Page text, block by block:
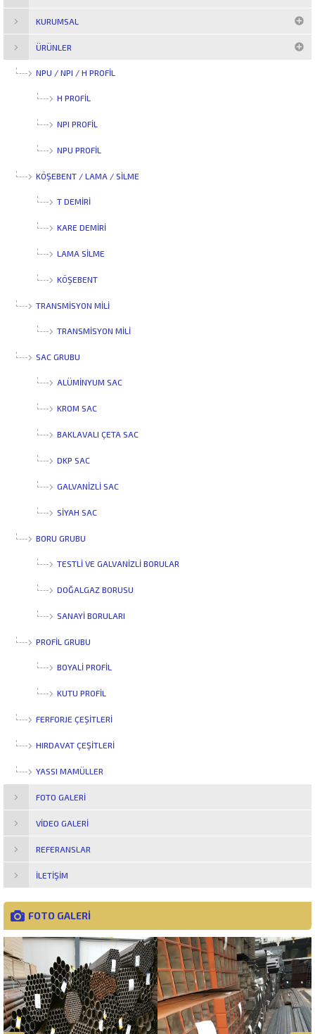
KURUMSAL
ÜRÜNLER
NPU / NPI / H PROFİL
H PROFIL
NPI PROFIL
NPU PROFIL
KÖŞEBENT / LAMA / SİLME
T DEMIRI
KARE DEMIRI
LAMA SILME
KÖŞEBENT
TRANSMİSYON MİLİ
TRANSMISYON MILI
SAC GRUBU
ALÜMINYUM SAC
KROM SAC
BAKLAVALI ÇETA SAC
DKP SAC
GALVANIZLI SAC
SIYAH SAC
BORU GRUBU
TESTLI VE GALVANIZLI BORULAR
DOĞALGAZ BORUSU
SANAYI BORULARI
PROFİL GRUBU
BOYALI PROFIL
KUTU PROFIL
FERFORJE ÇEŞİTLERİ
HIRDAVAT ÇEŞİTLERİ
YASSI MAMÜLLER
FOTO GALERI
VIDEO GALERI
REFERANSLAR
İLETIŞIM
FOTO GALERİ